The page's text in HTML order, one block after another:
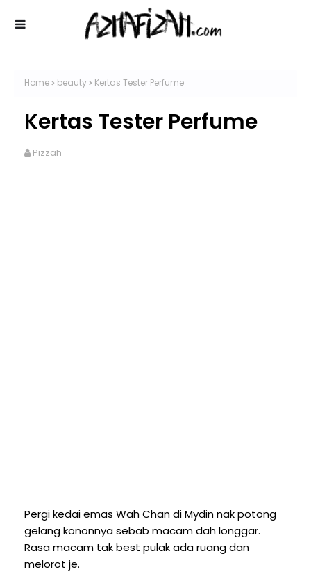
Home beauty Kertas Tester Perfume
Kertas Tester Perfume
Pizzah
Pergi kedai emas Wah Chan di Mydin nak potong
gelang kononnya sebab macam dah longgar.
Rasa macam tak best pulak ada ruang dan
melorot je.